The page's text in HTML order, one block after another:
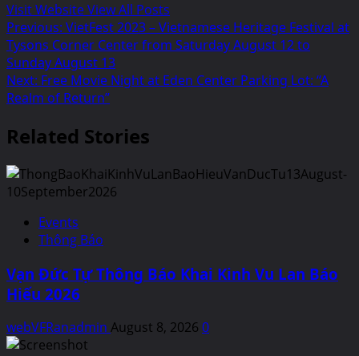
Visit WebsiteView All Posts
Post
navigation
Previous: VietFest 2023 – Vietnamese Heritage Festival at
Tysons Corner Center from Saturday August 12 to
Sunday August 13
Next: Free Movie Night at Eden Center Parking Lot: “A
Realm of Return”
Related Stories
Events
Thông Báo
Vạn Đức Tự Thông Báo Khai Kinh Vu Lan Báo
Hiếu 2026
webVFRanadmin August 8, 2026 0